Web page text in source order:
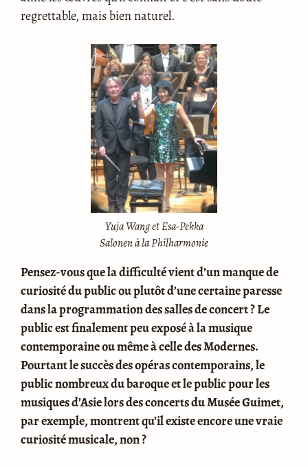
regrettable, mais bien naturel.
Yuja Wang et Esa-Pekka
Salonen à la Philharmonie
Pensez-vous que la difficulté vient d’un manque de
curiosité du public ou plutôt d’une certaine paresse
dans la programmation des salles de concert ? Le
public est finalement peu exposé à la musique
contemporaine ou même à celle des Modernes.
Pourtant le succès des opéras contemporains, le
public nombreux du baroque et le public pour les
musiques d’Asie lors des concerts du Musée Guimet,
par exemple, montrent qu’il existe encore une vraie
curiosité musicale, non ?